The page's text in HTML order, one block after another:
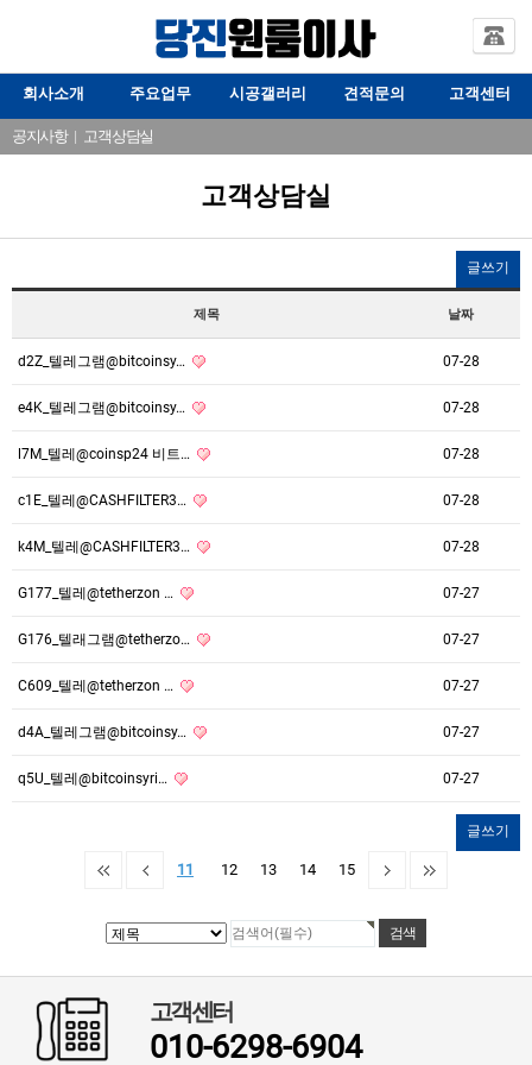
회사소개 주요업무 시공갤러리 견적문의 고객센터
공지사항| 고객상담실
고객상담실
글쓰기
제목 날짜
d2Z_텔레그램@bitcoinsy… 07-28
e4K_텔레그램@bitcoinsy… 07-28
l7M_텔레@coinsp24 비트… 07-28
c1E_텔레@CASHFILTER3… 07-28
k4M_텔레@CASHFILTER3… 07-28
G177_텔레@tetherzon … 07-27
G176_텔래그램@tetherzo… 07-27
C609_텔레@tetherzon … 07-27
d4A_텔레그램@bitcoinsy… 07-27
q5U_텔레@bitcoinsyri… 07-27
글쓰기
11 12 13 14 15
고객센터
010-6298-6904